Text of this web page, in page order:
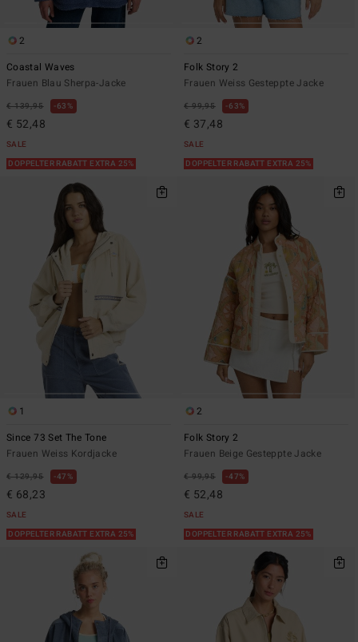
2
Coastal Waves
Frauen Blau Sherpa-Jacke
€ 139,95 63%
€ 52,48
SALE
DOPPELTER RABATT EXTRA 25%
2
Folk Story 2
Frauen Weiss Gesteppte Jacke
€ 99,95 63%
€ 37,48
SALE
DOPPELTER RABATT EXTRA 25%
1
Since 73 Set The Tone
Frauen Weiss Kordjacke
€ 129,95 47%
€ 68,23
SALE
DOPPELTER RABATT EXTRA 25%
2
Folk Story 2
Frauen Beige Gesteppte Jacke
€ 99,95 47%
€ 52,48
SALE
DOPPELTER RABATT EXTRA 25%